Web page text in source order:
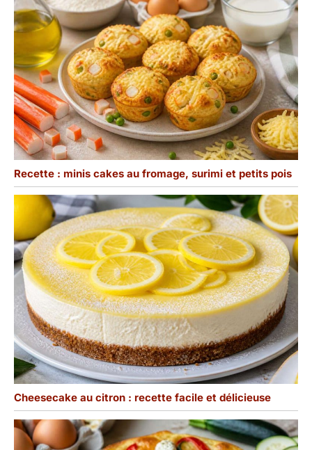
Recette : minis cakes au fromage, surimi et petits pois
Cheesecake au citron : recette facile et délicieuse